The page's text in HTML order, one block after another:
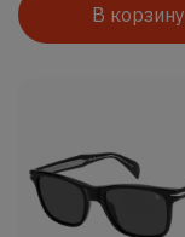
В корзину